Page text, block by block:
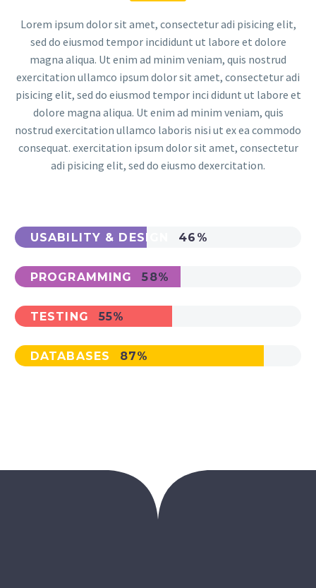
Lorem ipsum dolor sit amet, consectetur adi pisicing elit,
sed do eiusmod tempor incididunt ut labore et dolore
magna aliqua. Ut enim ad minim veniam, quis nostrud
exercitation ullamco ipsum dolor sit amet, consectetur adi
pisicing elit, sed do eiusmod tempor inci didunt ut labore et
dolore magna aliqua. Ut enim ad minim veniam, quis
nostrud exercitation ullamco laboris nisi ut ex ea commodo
consequat. exercitation ipsum dolor sit amet, consectetur
adi pisicing elit, sed do eiusmo dexercitation.
USABILITY & DESIGN 46%
PROGRAMMING 58%
TESTING 55%
DATABASES 87%